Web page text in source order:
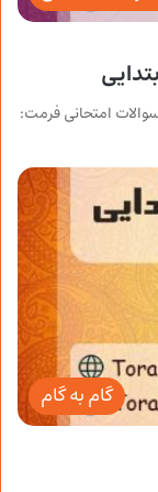
امتحانی فرمت:
گام به گام